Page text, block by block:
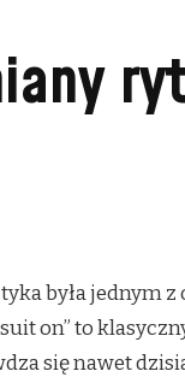
była jednym
on” to
się nawet